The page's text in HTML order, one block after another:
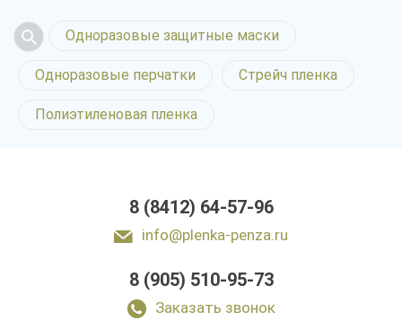
Одноразовые защитные маски
Одноразовые перчатки Стрейч пленка
Полиэтиленовая пленка
8 (8412) 64-57-96
info@plenka-penza.ru
8 (905) 510-95-73
Заказать звонок
Воздушно-пузырьковая
пленка в Пензе